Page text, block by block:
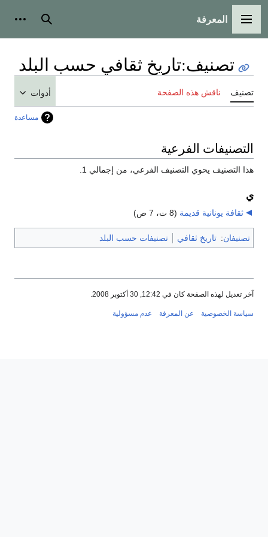
القائمة الرئيسية
المعرفة بحث
تصنيف:تاريخ ثقافي حسب البلد
تصنيف ناقش هذه الصفحة أدوات
مساعدة
التصنيفات الفرعية
هذا التصنيف يحوي التصنيف الفرعي، من إجمالي 1.
ي
ثقافة يونانية قديمة (8 ت، 7 ص)
تصنيفان: تاريخ ثقافي تصنيفات حسب البلد
آخر تعديل لهذه الصفحة كان في 12:42, 30 أكتوبر 2008.
سياسة الخصوصية عن المعرفة عدم مسؤولية